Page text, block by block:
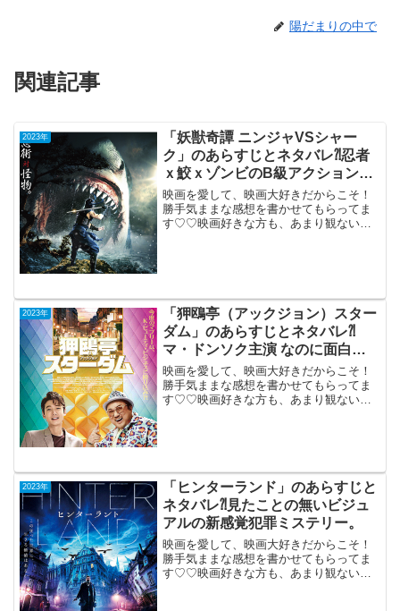
陽だまりの中で
関連記事
2023年
「妖獣奇譚 ニンジャVSシャー
ク」のあらすじとネタバレ⁈忍者
ｘ鮫ｘゾンビのB級アクション時
代劇。
映画を愛して、映画大好きだからこそ！
勝手気ままな感想を書かせてもらってま
す♡♡映画好きな方も、あまり観ない方
2023年
「狎鴎亭（アックジョン）スター
ダム」のあらすじとネタバレ⁈
マ・ドンソク主演 なのに面白く
ない 韓流コメデイ。
映画を愛して、映画大好きだからこそ！
勝手気ままな感想を書かせてもらってま
す♡♡映画好きな方も、あまり観ない方
2023年
「ヒンターランド」のあらすじと
ネタバレ⁈見たことの無いビジュ
アルの新感覚犯罪ミステリー。
映画を愛して、映画大好きだからこそ！
勝手気ままな感想を書かせてもらってま
す♡♡映画好きな方も、あまり観ない方